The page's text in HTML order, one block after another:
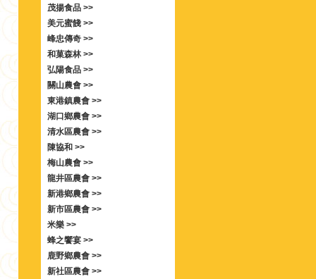
茂揚食品 >>
美元蜜餞 >>
峰忠傳奇 >>
和菓森林 >>
弘陽食品 >>
關山農會 >>
東港鎮農會 >>
湖口鄉農會 >>
清水區農會 >>
陳協和 >>
梅山農會 >>
龍井區農會 >>
新港鄉農會 >>
新市區農會 >>
米樂 >>
蜂之饗宴 >>
鹿野鄉農會 >>
新社區農會 >>